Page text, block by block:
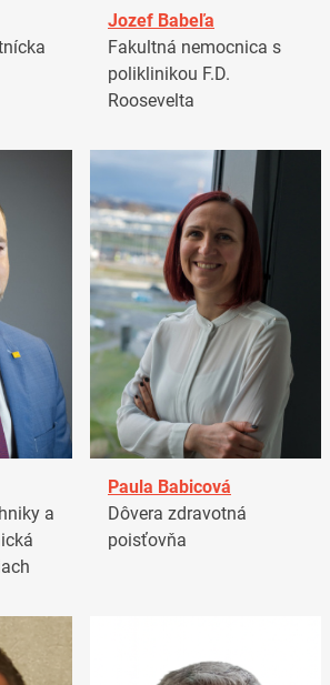
Jozef Babeľa
Fakultná nemocnica s
poliklinikou F.D.
Roosevelta
a
Paula Babicová
Dôvera zdravotná
poisťovňa